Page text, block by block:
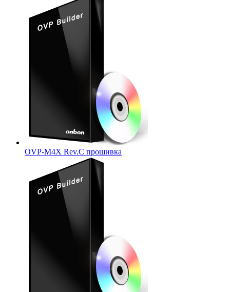
OVP-M4X Rev.C прошивка